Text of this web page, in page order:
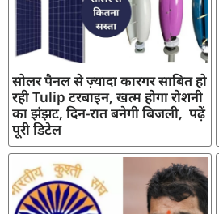
सोलर पैनल से ज़्यादा कारगर साबित हो
रही Tulip टरबाइन, खत्म होगा रोशनी
का झंझट, दिन-रात बनेगी बिजली, पढ़ें
पूरी डिटेल